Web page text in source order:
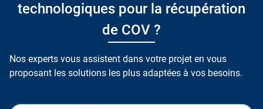
technologiques pour la récupération
de COV ?
Nos experts vous assistent dans votre projet en vous
proposant les solutions les plus adaptées à vos besoins.